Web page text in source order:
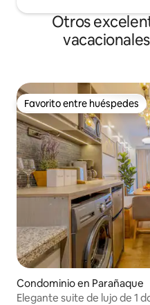
Otros
Favorito entre huéspedes
Favorito entre huéspedes
Condominio en Parañaque
Elegante suite de lujo de 1